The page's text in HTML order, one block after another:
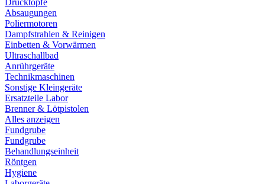
Drucktöpfe
Absaugungen
Poliermotoren
Dampfstrahlen & Reinigen
Einbetten & Vorwärmen
Ultraschallbad
Anrührgeräte
Technikmaschinen
Sonstige Kleingeräte
Ersatzteile Labor
Brenner & Lötpistolen
Alles anzeigen
Fundgrube
Fundgrube
Behandlungseinheit
Röntgen
Hygiene